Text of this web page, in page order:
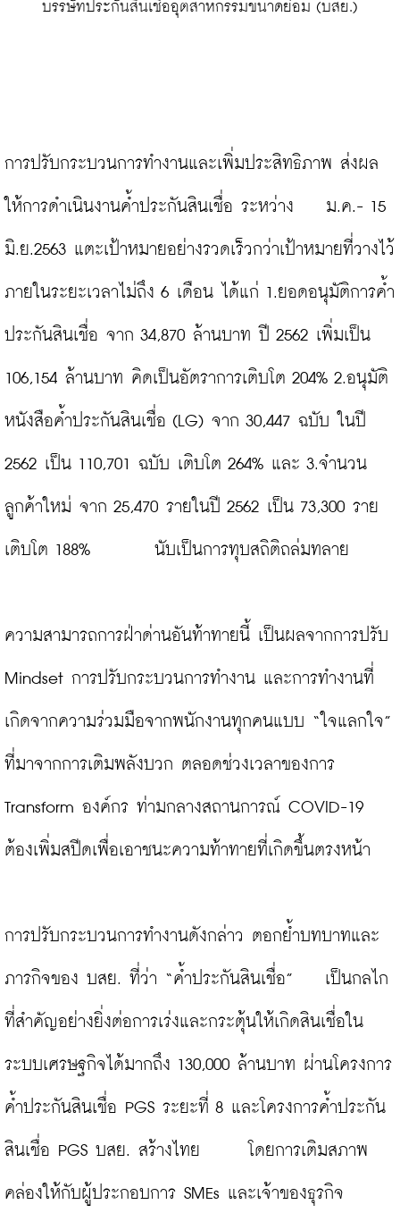
บรรษัทประกันสินเชื่ออุตสาหกรรมขนาดย่อม (บสย.)
การปรับกระบวนการทำงานและเพิ่มประสิทธิภาพ ส่งผล
ให้การดำเนินงานค้ำประกันสินเชื่อ ระหว่าง    ม.ค.- 15
มิ.ย.2563 แตะเป้าหมายอย่างรวดเร็วกว่าเป้าหมายที่วางไว้
ภายในระยะเวลาไม่ถึง 6 เดือน ได้แก่ 1.ยอดอนุมัติการค้ำ
ประกันสินเชื่อ จาก 34,870 ล้านบาท ปี 2562 เพิ่มเป็น
106,154 ล้านบาท คิดเป็นอัตราการเติบโต 204% 2.อนุมัติ
หนังสือค้ำประกันสินเชื่อ (LG) จาก 30,447 ฉบับ ในปี
2562 เป็น 110,701 ฉบับ เติบโต 264% และ 3.จำนวน
ลูกค้าใหม่ จาก 25,470 รายในปี 2562 เป็น 73,300 ราย
เติบโต 188%        นับเป็นการทุบสถิติถล่มทลาย
ความสามารถการฝ่าด่านอันท้าทายนี้ เป็นผลจากการปรับ
Mindset การปรับกระบวนการทำงาน และการทำงานที่
เกิดจากความร่วมมือจากพนักงานทุกคนแบบ “ใจแลกใจ”
ที่มาจากการเติมพลังบวก ตลอดช่วงเวลาของการ
Transform องค์กร ท่ามกลางสถานการณ์ COVID-19
ต้องเพิ่มสปีดเพื่อเอาชนะความท้าทายที่เกิดขึ้นตรงหน้า
การปรับกระบวนการทำงานดังกล่าว ตอกย้ำบทบาทและ
ภารกิจของ บสย. ที่ว่า “ค้ำประกันสินเชื่อ”    เป็นกลไก
ที่สำคัญอย่างยิ่งต่อการเร่งและกระตุ้นให้เกิดสินเชื่อใน
ระบบเศรษฐกิจได้มากถึง 130,000 ล้านบาท ผ่านโครงการ
ค้ำประกันสินเชื่อ PGS ระยะที่ 8 และโครงการค้ำประกัน
สินเชื่อ PGS บสย. สร้างไทย      โดยการเติมสภาพ
คล่องให้กับผู้ประกอบการ SMEs และเจ้าของธุรกิจ